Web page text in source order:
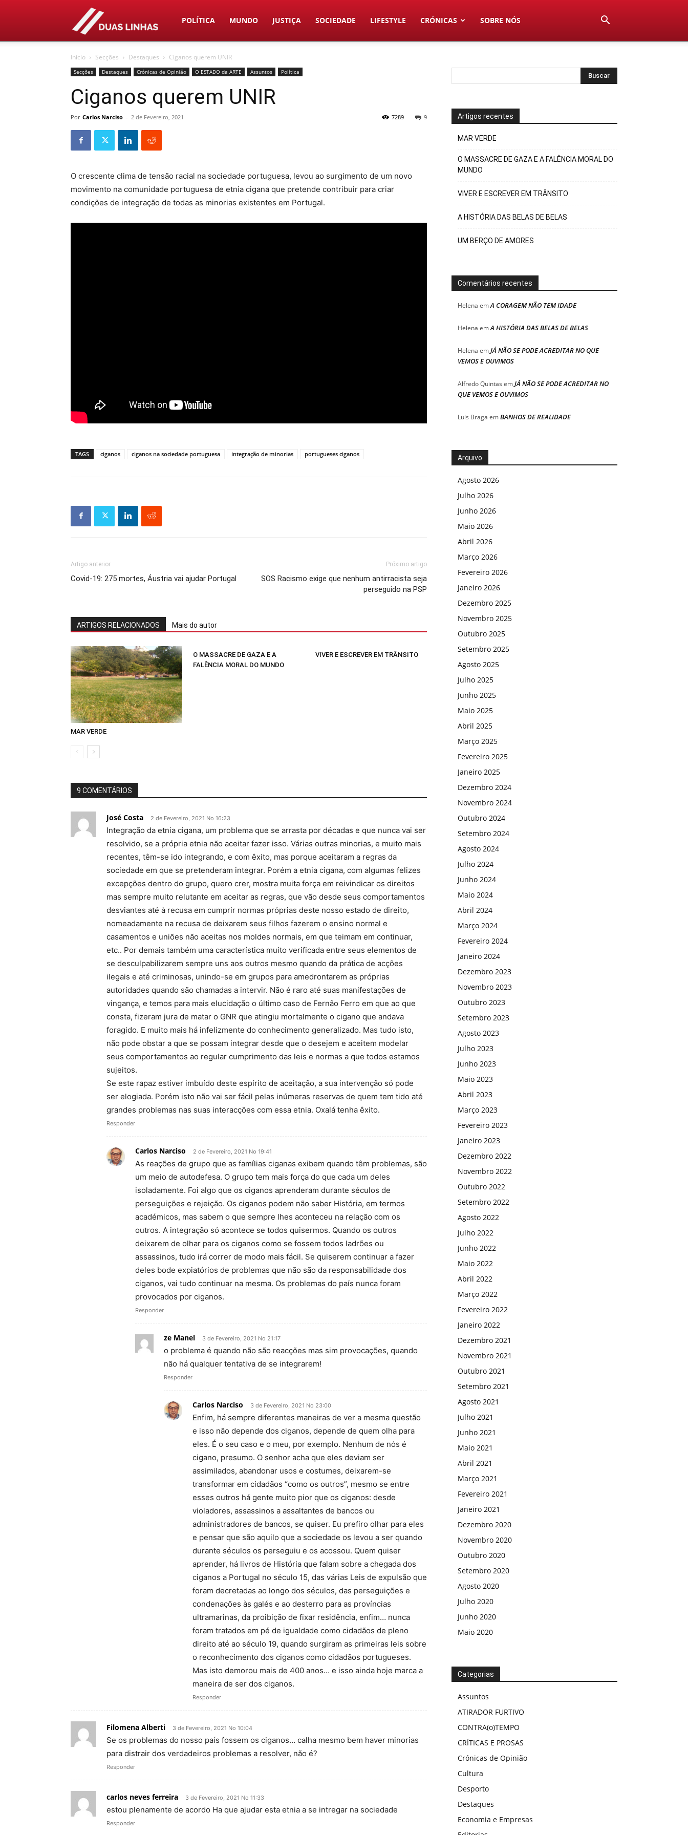
Duas
Linhas
POLÍTICA MUNDO JUSTIÇA SOCIEDADE LIFESTYLE CRÓNICAS SOBRE NÓS
Início Secções Destaques Ciganos querem UNIR
Secções Destaques Crónicas de Opinião O ESTADO da ARTE Assuntos Política
Ciganos querem UNIR
Por Carlos Narciso - 2 de Fevereiro, 2021 9
7289
O crescente clima de tensão racial na sociedade portuguesa, levou ao surgimento de um novo
movimento na comunidade portuguesa de etnia cigana que pretende contribuir para criar
condições de integração de todas as minorias existentes em Portugal.
TAGS ciganos ciganos na sociedade portuguesa integração de minorias portugueses ciganos
Artigo anterior
Covid-19: 275 mortes, Áustria vai ajudar Portugal
Próximo artigo
SOS Racismo exige que nenhum antirracista seja
perseguido na PSP
ARTIGOS RELACIONADOS Mais do autor
MAR VERDE
O MASSACRE DE GAZA E A
FALÊNCIA MORAL DO MUNDO
VIVER E ESCREVER EM TRÂNSITO
9 COMENTÁRIOS
José Costa 2 de Fevereiro, 2021 No 16:23
Integração da etnia cigana, um problema que se arrasta por décadas e que nunca vai ser
resolvido, se a própria etnia não aceitar fazer isso. Várias outras minorias, e muito mais
recentes, têm-se ido integrando, e com êxito, mas porque aceitaram a regras da
sociedade em que se pretenderam integrar. Porém a etnia cigana, com algumas felizes
excepções dentro do grupo, quero crer, mostra muita força em reivindicar os direitos
mas sempre muito relutante em aceitar as regras, que vão desde seus comportamentos
desviantes até à recusa em cumprir normas próprias deste nosso estado de direito,
nomeadamente na recusa de deixarem seus filhos fazerem o ensino normal e
casamentos e uniões não aceitas nos moldes normais, em que teimam em continuar,
etc.. Por demais também uma característica muito verificada entre seus elementos de
se desculpabilizarem sempre uns aos outros mesmo quando da prática de acções
ilegais e até criminosas, unindo-se em grupos para amedrontarem as próprias
autoridades quando são chamadas a intervir. Não é raro até suas manifestações de
vingança, e temos para mais elucidação o último caso de Fernão Ferro em que ao que
consta, fizeram jura de matar o GNR que atingiu mortalmente o cigano que andava
foragido. E muito mais há infelizmente do conhecimento generalizado. Mas tudo isto,
não pode obstar a que se possam integrar desde que o desejem e aceitem modelar
seus comportamentos ao regular cumprimento das leis e normas a que todos estamos
sujeitos.
Se este rapaz estiver imbuído deste espírito de aceitação, a sua intervenção só pode
ser elogiada. Porém isto não vai ser fácil pelas inúmeras reservas de quem tem tido até
grandes problemas nas suas interacções com essa etnia. Oxalá tenha êxito.
Responder
Carlos Narciso 2 de Fevereiro, 2021 No 19:41
As reações de grupo que as famílias ciganas exibem quando têm problemas, são
um meio de autodefesa. O grupo tem mais força do que cada um deles
isoladamente. Foi algo que os ciganos aprenderam durante séculos de
perseguições e rejeição. Os ciganos podem não saber História, em termos
académicos, mas sabem o que sempre lhes aconteceu na relação com os
outros. A integração só acontece se todos quisermos. Quando os outros
deixarem de olhar para os ciganos como se fossem todos ladrões ou
assassinos, tudo irá correr de modo mais fácil. Se quiserem continuar a fazer
deles bode expiatórios de problemas que não são da responsabilidade dos
ciganos, vai tudo continuar na mesma. Os problemas do país nunca foram
provocados por ciganos.
Responder
ze Manel 3 de Fevereiro, 2021 No 21:17
o problema é quando não são reacções mas sim provocações, quando
não há qualquer tentativa de se integrarem!
Responder
Carlos Narciso 3 de Fevereiro, 2021 No 23:00
Enfim, há sempre diferentes maneiras de ver a mesma questão
e isso não depende dos ciganos, depende de quem olha para
eles. É o seu caso e o meu, por exemplo. Nenhum de nós é
cigano, presumo. O senhor acha que eles deviam ser
assimilados, abandonar usos e costumes, deixarem-se
transformar em cidadãos “como os outros”, mesmo se entre
esses outros há gente muito pior que os ciganos: desde
violadores, assassinos a assaltantes de bancos ou
administradores de bancos, se quiser. Eu prefiro olhar para eles
e pensar que são aquilo que a sociedade os levou a ser quando
durante séculos os perseguiu e os acossou. Quem quiser
aprender, há livros de História que falam sobre a chegada dos
ciganos a Portugal no século 15, das várias Leis de expulsão que
foram decretadas ao longo dos séculos, das perseguições e
condenações às galés e ao desterro para as províncias
ultramarinas, da proibição de fixar residência, enfim… nunca
foram tratados em pé de igualdade como cidadãos de pleno
direito até ao século 19, quando surgiram as primeiras leis sobre
o reconhecimento dos ciganos como cidadãos portugueses.
Mas isto demorou mais de 400 anos… e isso ainda hoje marca a
maneira de ser dos ciganos.
Responder
Filomena Alberti 3 de Fevereiro, 2021 No 10:04
Se os problemas do nosso país fossem os ciganos… calha mesmo bem haver minorias
para distrair dos verdadeiros problemas a resolver, não é?
Responder
carlos neves ferreira 3 de Fevereiro, 2021 No 11:33
estou plenamente de acordo Ha que ajudar esta etnia a se intregar na sociedade
Responder
Artigos recentes
MAR VERDE
O MASSACRE DE GAZA E A FALÊNCIA MORAL DO
MUNDO
VIVER E ESCREVER EM TRÂNSITO
A HISTÓRIA DAS BELAS DE BELAS
UM BERÇO DE AMORES
Comentários recentes
Helena emA CORAGEM NÃO TEM IDADE
Helena emA HISTÓRIA DAS BELAS DE BELAS
Helena emJÁ NÃO SE PODE ACREDITAR NO QUE
VEMOS E OUVIMOS
Alfredo Quintas emJÁ NÃO SE PODE ACREDITAR NO
QUE VEMOS E OUVIMOS
Luis Braga emBANHOS DE REALIDADE
Arquivo
Agosto 2026
Julho 2026
Junho 2026
Maio 2026
Abril 2026
Março 2026
Fevereiro 2026
Janeiro 2026
Dezembro 2025
Novembro 2025
Outubro 2025
Setembro 2025
Agosto 2025
Julho 2025
Junho 2025
Maio 2025
Abril 2025
Março 2025
Fevereiro 2025
Janeiro 2025
Dezembro 2024
Novembro 2024
Outubro 2024
Setembro 2024
Agosto 2024
Julho 2024
Junho 2024
Maio 2024
Abril 2024
Março 2024
Fevereiro 2024
Janeiro 2024
Dezembro 2023
Novembro 2023
Outubro 2023
Setembro 2023
Agosto 2023
Julho 2023
Junho 2023
Maio 2023
Abril 2023
Março 2023
Fevereiro 2023
Janeiro 2023
Dezembro 2022
Novembro 2022
Outubro 2022
Setembro 2022
Agosto 2022
Julho 2022
Junho 2022
Maio 2022
Abril 2022
Março 2022
Fevereiro 2022
Janeiro 2022
Dezembro 2021
Novembro 2021
Outubro 2021
Setembro 2021
Agosto 2021
Julho 2021
Junho 2021
Maio 2021
Abril 2021
Março 2021
Fevereiro 2021
Janeiro 2021
Dezembro 2020
Novembro 2020
Outubro 2020
Setembro 2020
Agosto 2020
Julho 2020
Junho 2020
Maio 2020
Categorias
Assuntos
ATIRADOR FURTIVO
CONTRA(o)TEMPO
CRÍTICAS E PROSAS
Crónicas de Opinião
Cultura
Desporto
Destaques
Economia e Empresas